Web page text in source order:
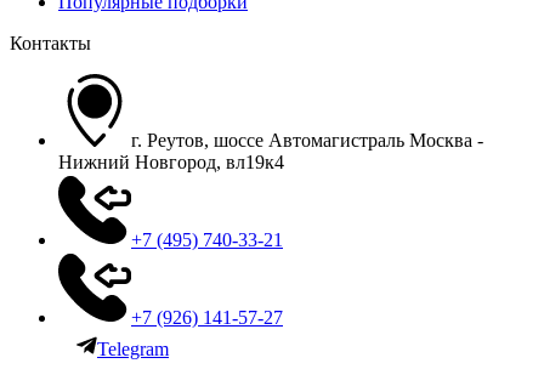
Контакты
г. Реутов, шоссе Автомагистраль Москва -
Нижний Новгород, вл19к4
+7 (495) 740-33-21
+7 (926) 141-57-27
Telegram